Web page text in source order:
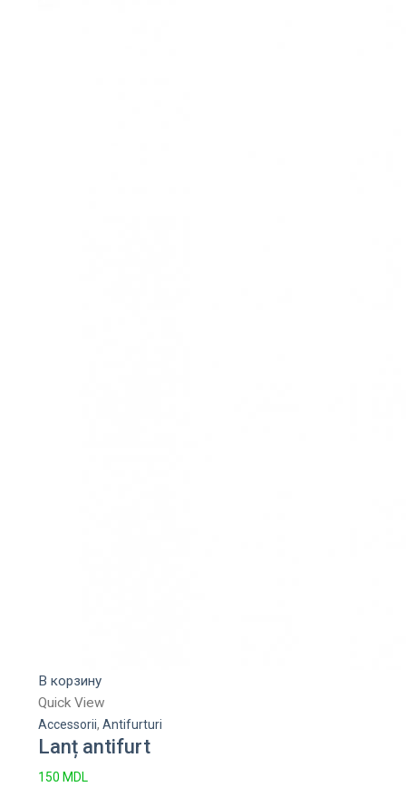
В корзину
Quick View
Accessorii, Antifurturi
Lanț antifurt
150 MDL